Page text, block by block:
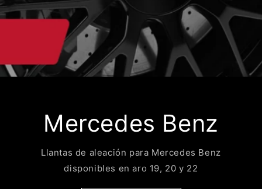
Mercedes Benz
Llantas de aleación para Mercedes Benz
disponibles en aro 19, 20 y 22